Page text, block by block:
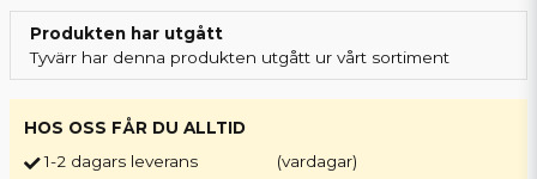
Produkten har utgått
Tyvärr har denna produkten utgått ur vårt sortiment
HOS OSS FÅR DU ALLTID
1-2 dagars leverans
(vardagar)